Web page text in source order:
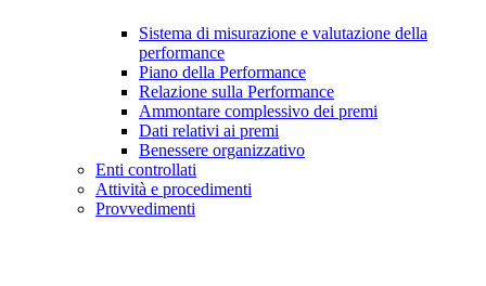
Sistema di misurazione e valutazione della
performance
Piano della Performance
Relazione sulla Performance
Ammontare complessivo dei premi
Dati relativi ai premi
Benessere organizzativo
Enti controllati
Attività e procedimenti
Provvedimenti